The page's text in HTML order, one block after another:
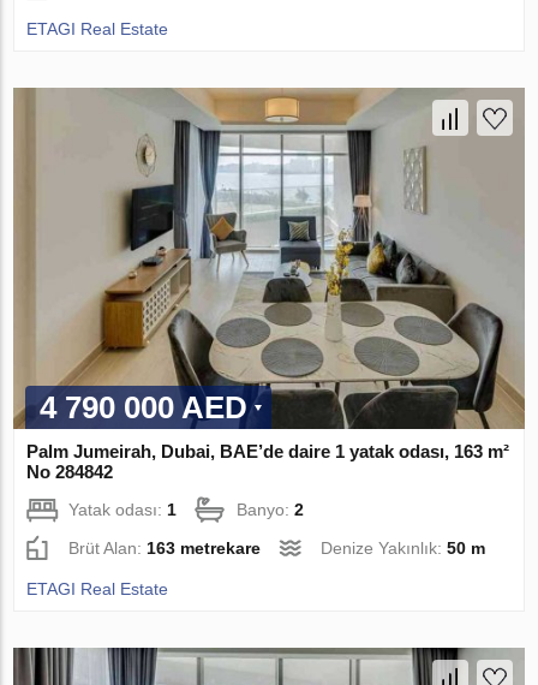
ETAGI Real Estate
4 790 000 AED
Palm Jumeirah, Dubai, BAE’de daire 1 yatak odası, 163 m²
No 284842
Yatak odası: 1 Banyo:2
Brüt Alan: 163 metrekare Denize Yakınlık:50 m
ETAGI Real Estate